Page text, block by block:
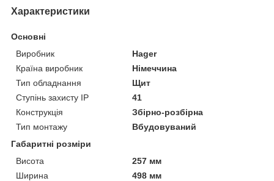
Характеристики
Основні
Виробник
Hager
Країна виробник
Німеччина
Тип обладнання
Щит
Ступінь захисту IP
41
Конструкція
Збірно-розбірна
Тип монтажу
Вбудовуваний
Габаритні розміри
Висота
257 мм
Ширина
498 мм